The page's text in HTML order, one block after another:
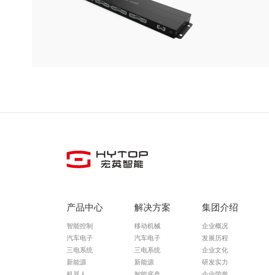
产品中心
智能控制
汽车电子
三电系统
新能源
解决方案
移动机械
汽车电子
三电系统
新能源
集团介绍
企业概况
发展历程
企业文化
研发实力